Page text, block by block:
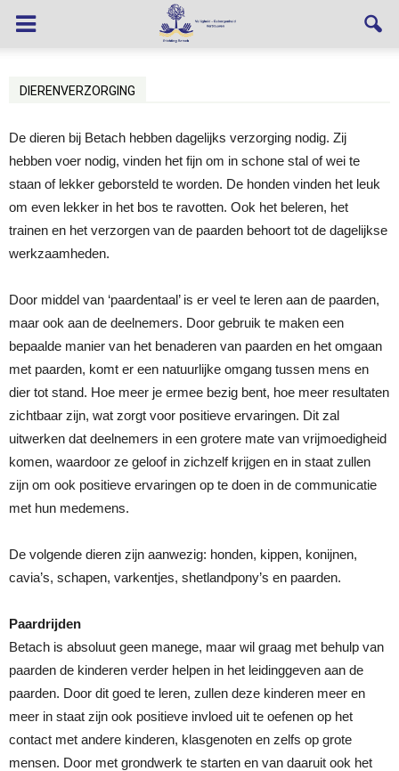
DIERENVERZORGING
De dieren bij Betach hebben dagelijks verzorging nodig. Zij
hebben voer nodig, vinden het fijn om in schone stal of wei te
staan of lekker geborsteld te worden. De honden vinden het leuk
om even lekker in het bos te ravotten. Ook het beleren, het
trainen en het verzorgen van de paarden behoort tot de dagelijkse
werkzaamheden.
Door middel van ‘paardentaal’ is er veel te leren aan de paarden,
maar ook aan de deelnemers. Door gebruik te maken een
bepaalde manier van het benaderen van paarden en het omgaan
met paarden, komt er een natuurlijke omgang tussen mens en
dier tot stand. Hoe meer je ermee bezig bent, hoe meer resultaten
zichtbaar zijn, wat zorgt voor positieve ervaringen. Dit zal
uitwerken dat deelnemers in een grotere mate van vrijmoedigheid
komen, waardoor ze geloof in zichzelf krijgen en in staat zullen
zijn om ook positieve ervaringen op te doen in de communicatie
met hun medemens.
De volgende dieren zijn aanwezig: honden, kippen, konijnen,
cavia’s, schapen, varkentjes, shetlandpony’s en paarden.
Paardrijden
Betach is absoluut geen manege, maar wil graag met behulp van
paarden de kinderen verder helpen in het leidinggeven aan de
paarden. Door dit goed te leren, zullen deze kinderen meer en
meer in staat zijn ook positieve invloed uit te oefenen op het
contact met andere kinderen, klasgenoten en zelfs op grote
mensen. Door met grondwerk te starten en van daaruit ook het